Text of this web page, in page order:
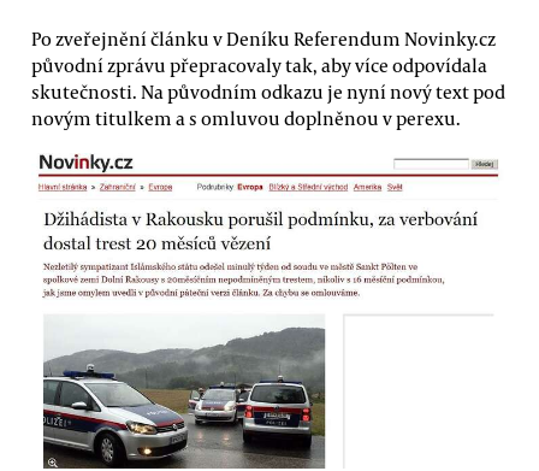
Po zveřejnění článku v Deníku Referendum Novinky.cz
původní zprávu přepracovaly tak, aby více odpovídala
skutečnosti. Na původním odkazu je nyní nový text pod
novým titulkem a s omluvou doplněnou v perexu.